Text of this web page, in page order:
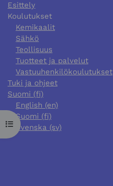
Avaa kurssisisältö
Esittely
Koulutukset
Kemikaalit
Sähkö
Teollisuus
Tuotteet ja palvelut
Vastuuhenkilökoulutukset
Tuki ja ohjeet
Suomi ‎(fi)‎
English ‎(en)‎
Suomi ‎(fi)‎
Svenska ‎(sv)‎